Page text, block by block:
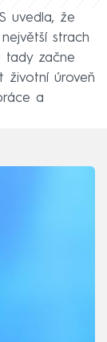
uvedla, že
strach
tady začne
životní úroveň
a